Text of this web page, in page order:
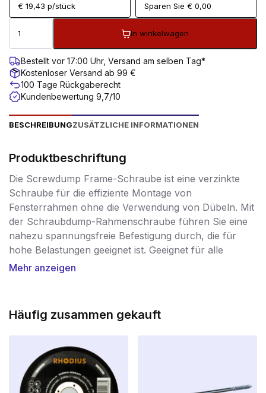
€ 19,43 p/stück Sparen Sie€ 0,00
In winkelwagen
Bestellt vor 17:00 Uhr, Versand am selben Tag*
Kostenloser Versand ab 99 €
100 Tage Rückgaberecht
Kundenbewertung 9,7/10
BESCHREIBUNGZUSÄTZLICHE INFORMATIONEN
Produktbeschriftung
Die Screwdump Frame-Schraube ist eine verzinkte
Schraube für die effiziente Montage von
Fensterrahmen ohne die Verwendung von Dübeln. Mit
der Schraubdump-Rahmenschraube führen Sie eine
nahezu spannungsfreie Befestigung durch, die für
hohe Belastungen geeignet ist. Geeignet für alle
gängigen Bau- und Rahmenmaterialien. Bohren Sie mit
Die Ausführungen mit Zylinderkopf sind sowohl für
Nach dem Bohren kann die Schraube direkt in den
massiven oder gelochten Baustoff eingedreht werden.
Durch das durchgehende Spezialgewinde der
Mehr anzeigen
Häufig zusammen gekauft